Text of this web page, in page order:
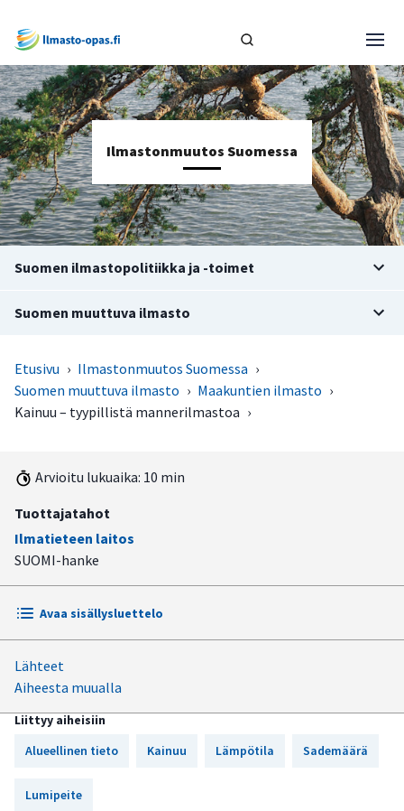
Ilmastonmuutos Suomessa
Suomen ilmastopolitiikka ja -toimet
Suomen muuttuva ilmasto
Etusivu › Ilmastonmuutos Suomessa ›
Suomen muuttuva ilmasto › Maakuntien ilmasto ›
Kainuu – tyypillistä mannerilmastoa ›
Arvioitu lukuaika: 10 min
Tuottajatahot
Ilmatieteen laitos
SUOMI-hanke
Avaa sisällysluettelo
Oulujärven rantamilta Ylä-Kainuun vaaroille
Lähteet
Aiheesta muualla
Liittyy aiheisiin
Alueellinen tieto
Kainuu Lämpötila Sademäärä
Lumipeite